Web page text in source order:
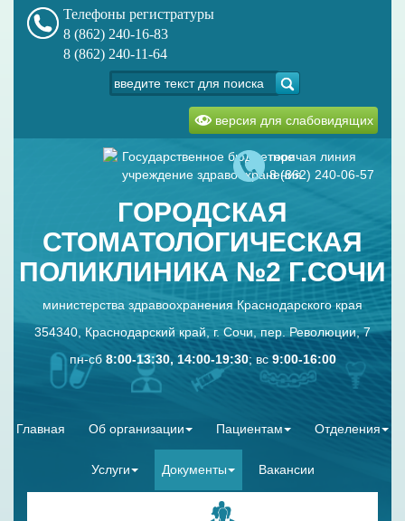
Телефоны регистратуры
8 (862) 240-16-83
8 (862) 240-11-64
версия для слабовидящих
Государственное бюджетное
учреждение здравоохранения
горячая линия
8 (862) 240-06-57
ГОРОДСКАЯ
СТОМАТОЛОГИЧЕСКАЯ
ПОЛИКЛИНИКА №2 Г.СОЧИ
министерства здравоохранения Краснодарского края
354340, Краснодарский край, г. Сочи, пер. Революции, 7
пн-сб 8:00-13:30, 14:00-19:30; вс 9:00-16:00
Главная Об организации Пациентам Отделения
Услуги Документы Вакансии